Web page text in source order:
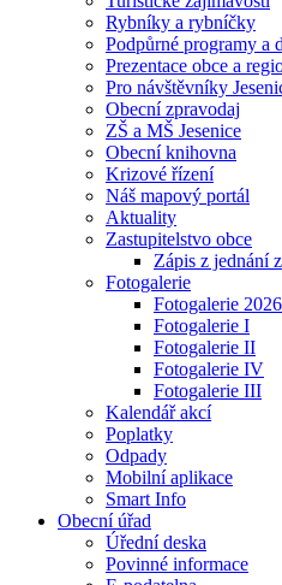
Rybníky a rybníčky
Podpůrné programy a
Prezentace obce a
Pro návštěvníky
Obecní zpravodaj
ZŠ a MŠ Jesenice
Obecní knihovna
Krizové řízení
Náš mapový portál
Aktuality
Zastupitelstvo obce
Zápis z jednání
Fotogalerie
Fotogalerie 2026
Fotogalerie I
Fotogalerie II
Fotogalerie IV
Fotogalerie III
Kalendář akcí
Poplatky
Odpady
Mobilní aplikace
Smart Info
Obecní úřad
Úřední deska
Povinné informace